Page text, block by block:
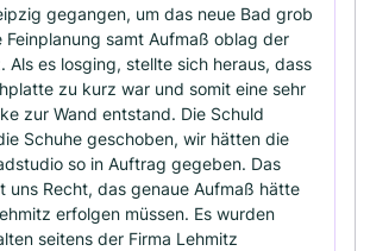
gegangen, um das neue Bad grob
Feinplanung samt Aufmaß oblag der
Als es losging, stellte sich heraus, dass
zu kurz war und somit eine sehr
zur Wand entstand. Die Schuld
Schuhe geschoben, wir hätten die
so in Auftrag gegeben. Das
uns Recht, das genaue Aufmaß hätte
erfolgen müssen. Es wurden
seitens der Firma Lehmitz